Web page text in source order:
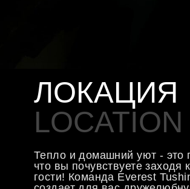
МЕРОПРИЯТИЯ
EVENTS